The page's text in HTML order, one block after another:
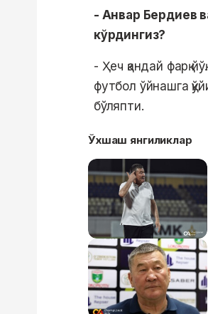
- Анвар Бердиев
кўрдингиз?
- Ҳеч қандай фарқ
футбол ўйнашга
бўляпти.
Ўхшаш янгиликлар